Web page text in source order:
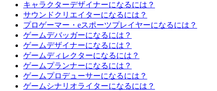
キャラクターデザイナーになるには？
サウンドクリエイターになるには？
プロゲーマー・eスポーツプレイヤーになるには？
ゲームデバッガーになるには？
ゲームデザイナーになるには？
ゲームディレクターになるには？
ゲームプランナーになるには？
ゲームプロデューサーになるには？
ゲームシナリオライターになるには？